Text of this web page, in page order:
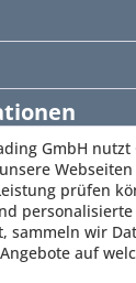
GmbH
prüfen
sammeln wir
auf